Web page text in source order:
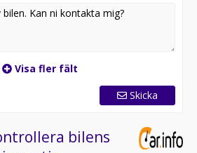
Visa fler fält
Skicka
bilens